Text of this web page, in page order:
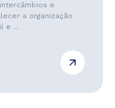
e
a organização
e ...